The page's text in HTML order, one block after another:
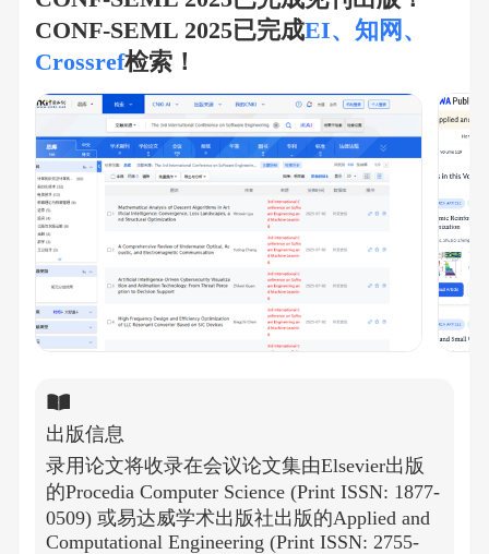
CONF-SEML 2025已完成EI、知网、
Crossref检索！
出版信息
录用论文将收录在会议论文集由Elsevier出版
的Procedia Computer Science (Print ISSN: 1877-
0509) 或易达威学术出版社出版的Applied and
Computational Engineering (Print ISSN: 2755-